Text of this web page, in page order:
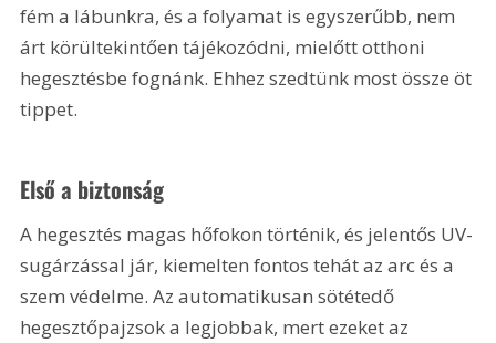
fém a lábunkra, és a folyamat is egyszerűbb, nem
árt körültekintően tájékozódni, mielőtt otthoni
hegesztésbe fognánk. Ehhez szedtünk most össze öt
tippet.
Első a biztonság
A hegesztés magas hőfokon történik, és jelentős UV-
sugárzással jár, kiemelten fontos tehát az arc és a
szem védelme. Az automatikusan sötétedő
hegesztőpajzsok a legjobbak, mert ezeket az